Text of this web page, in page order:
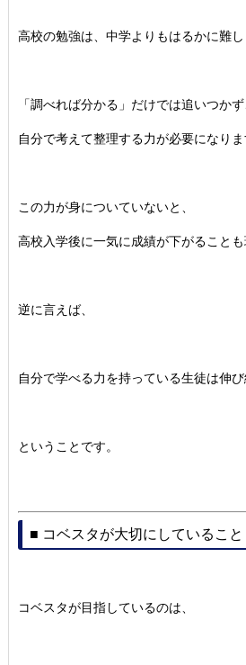
高校の勉強は、中学よりもはるかに難し
「調べれば分かる」だけでは追いつかず
自分で考えて整理する力が必要になりま
この力が身についていないと、
高校入学後に一気に成績が下がることも
逆に言えば、
自分で学べる力を持っている生徒は伸
ということです。
■ コベスタが大切にしていること
コベスタが目指しているのは、